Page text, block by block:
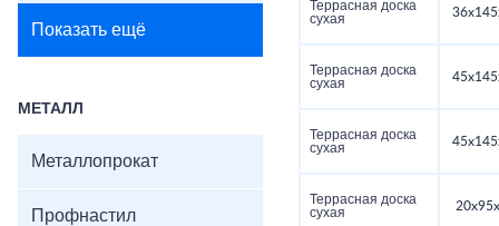
Показать ещё
МЕТАЛЛ
Металлопрокат
Профнастил
Террасная доска
сухая
Террасная доска
сухая
Террасная доска
сухая
Террасная доска
сухая